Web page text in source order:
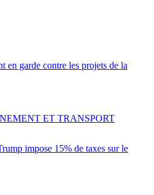
en garde contre les projets de la
impose 15% de taxes sur le
ET TRANSPORT